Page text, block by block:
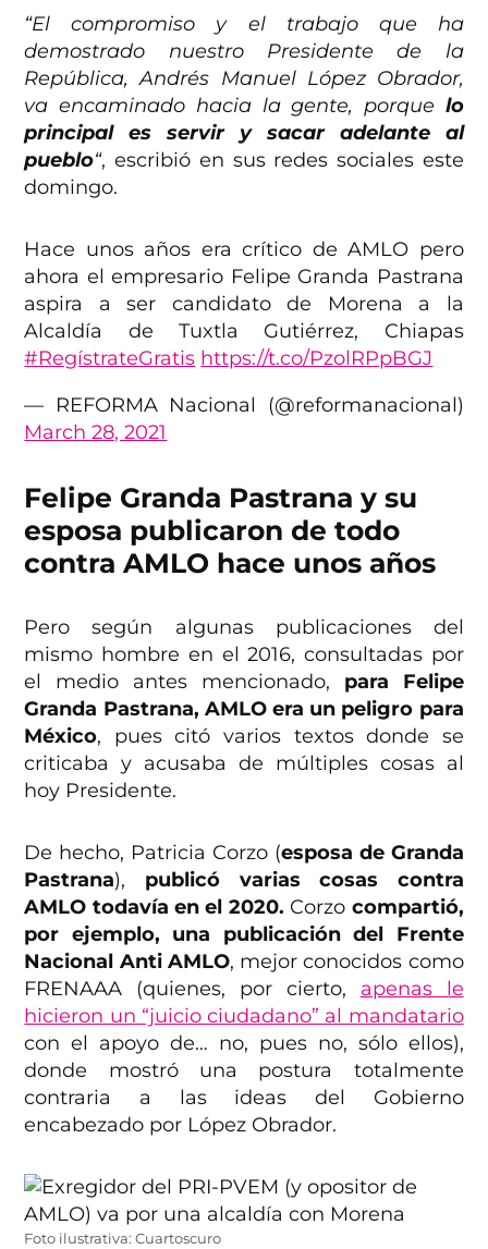
“El compromiso y el trabajo que ha
demostrado nuestro Presidente de la
República, Andrés Manuel López Obrador,
va encaminado hacia la gente, porque lo
principal es servir y sacar adelante al
pueblo“, escribió en sus redes sociales este
domingo.
Hace unos años era crítico de AMLO pero
ahora el empresario Felipe Granda Pastrana
aspira a ser candidato de Morena a la
Alcaldía de Tuxtla Gutiérrez, Chiapas
#RegístrateGratis https://t.co/PzolRPpBGJ
— REFORMA Nacional (@reformanacional)
March 28, 2021
Felipe Granda Pastrana y su
esposa publicaron de todo
contra AMLO hace unos años
Pero según algunas publicaciones del
mismo hombre en el 2016, consultadas por
el medio antes mencionado, para Felipe
Granda Pastrana, AMLO era un peligro para
México, pues citó varios textos donde se
criticaba y acusaba de múltiples cosas al
hoy Presidente.
De hecho, Patricia Corzo (esposa de Granda
Pastrana), publicó varias cosas contra
AMLO todavía en el 2020. Corzo compartió,
por ejemplo, una publicación del Frente
Nacional Anti AMLO, mejor conocidos como
FRENAAA (quienes, por cierto, apenas le
hicieron un “juicio ciudadano” al mandatario
con el apoyo de… no, pues no, sólo ellos),
donde mostró una postura totalmente
contraria a las ideas del Gobierno
encabezado por López Obrador.
Foto ilustrativa: Cuartoscuro